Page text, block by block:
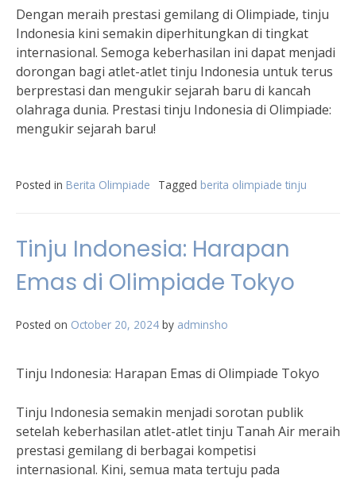
Dengan meraih prestasi gemilang di Olimpiade, tinju
Indonesia kini semakin diperhitungkan di tingkat
internasional. Semoga keberhasilan ini dapat menjadi
dorongan bagi atlet-atlet tinju Indonesia untuk terus
berprestasi dan mengukir sejarah baru di kancah
olahraga dunia. Prestasi tinju Indonesia di Olimpiade:
mengukir sejarah baru!
Posted in Berita Olimpiade Tagged berita olimpiade tinju
Tinju Indonesia: Harapan
Emas di Olimpiade Tokyo
Posted on October 20, 2024 by adminsho
Tinju Indonesia: Harapan Emas di Olimpiade Tokyo
Tinju Indonesia semakin menjadi sorotan publik
setelah keberhasilan atlet-atlet tinju Tanah Air meraih
prestasi gemilang di berbagai kompetisi
internasional. Kini, semua mata tertuju pada